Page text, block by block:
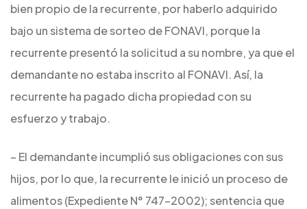
bien propio de la recurrente, por haberlo adquirido
bajo un sistema de sorteo de FONAVI, porque la
recurrente presentó la solicitud a su nombre, ya que el
demandante no estaba inscrito al FONAVI. Así, la
recurrente ha pagado dicha propiedad con su
esfuerzo y trabajo.
– El demandante incumplió sus obligaciones con sus
hijos, por lo que, la recurrente le inició un proceso de
alimentos (Expediente N° 747-2002); sentencia que